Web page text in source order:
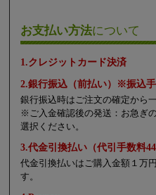
お支払い方法について
1.クレジットカード決済
2.銀行振込（前払い）※振込
銀行振込時はご注文の確定から
※ご入金確認後の発送：お急ぎ
選択ください。
3.代金引換払い（代引手数料
代金引換払いはご購入金額１万
す。